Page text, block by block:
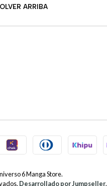
ARRIBA
6 Manga Store.
Desarrollado por Jumpseller.